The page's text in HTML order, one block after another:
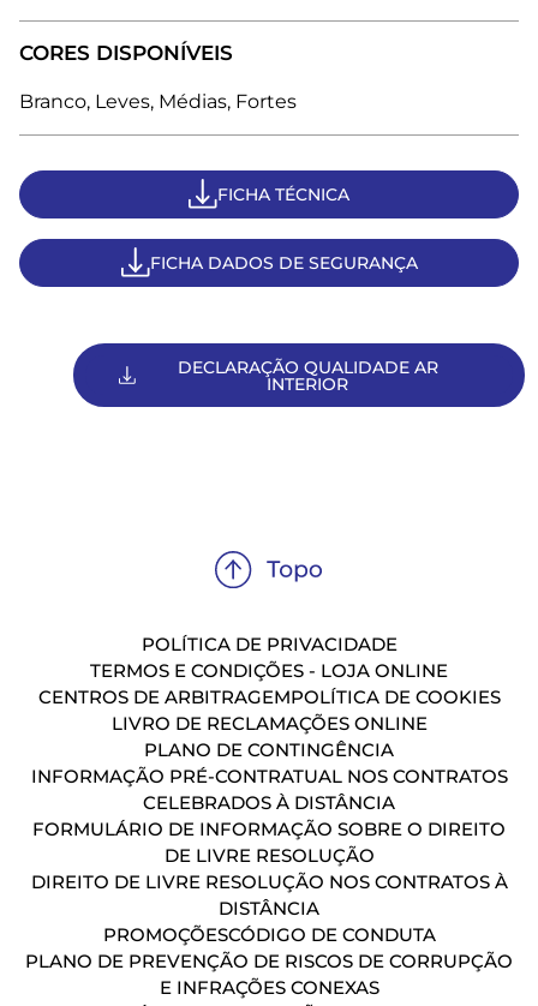
CORES DISPONÍVEIS
Branco, Leves, Médias, Fortes
FICHA TÉCNICA
FICHA DADOS DE SEGURANÇA
DECLARAÇÃO QUALIDADE AR
INTERIOR
POLÍTICA DE PRIVACIDADE
TERMOS E CONDIÇÕES - LOJA ONLINE
CENTROS DE ARBITRAGEMPOLÍTICA DE COOKIES
LIVRO DE RECLAMAÇÕES ONLINE
PLANO DE CONTINGÊNCIA
INFORMAÇÃO PRÉ-CONTRATUAL NOS CONTRATOS
CELEBRADOS À DISTÂNCIA
FORMULÁRIO DE INFORMAÇÃO SOBRE O DIREITO
DE LIVRE RESOLUÇÃO
DIREITO DE LIVRE RESOLUÇÃO NOS CONTRATOS À
DISTÂNCIA
PROMOÇÕESCÓDIGO DE CONDUTA
PLANO DE PREVENÇÃO DE RISCOS DE CORRUPÇÃO
E INFRAÇÕES CONEXAS